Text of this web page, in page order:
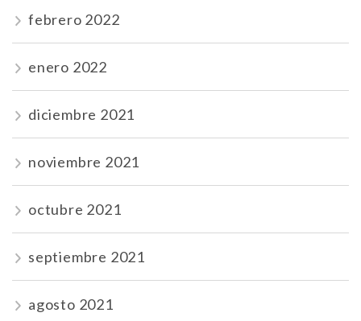
febrero 2022
enero 2022
diciembre 2021
noviembre 2021
octubre 2021
septiembre 2021
agosto 2021